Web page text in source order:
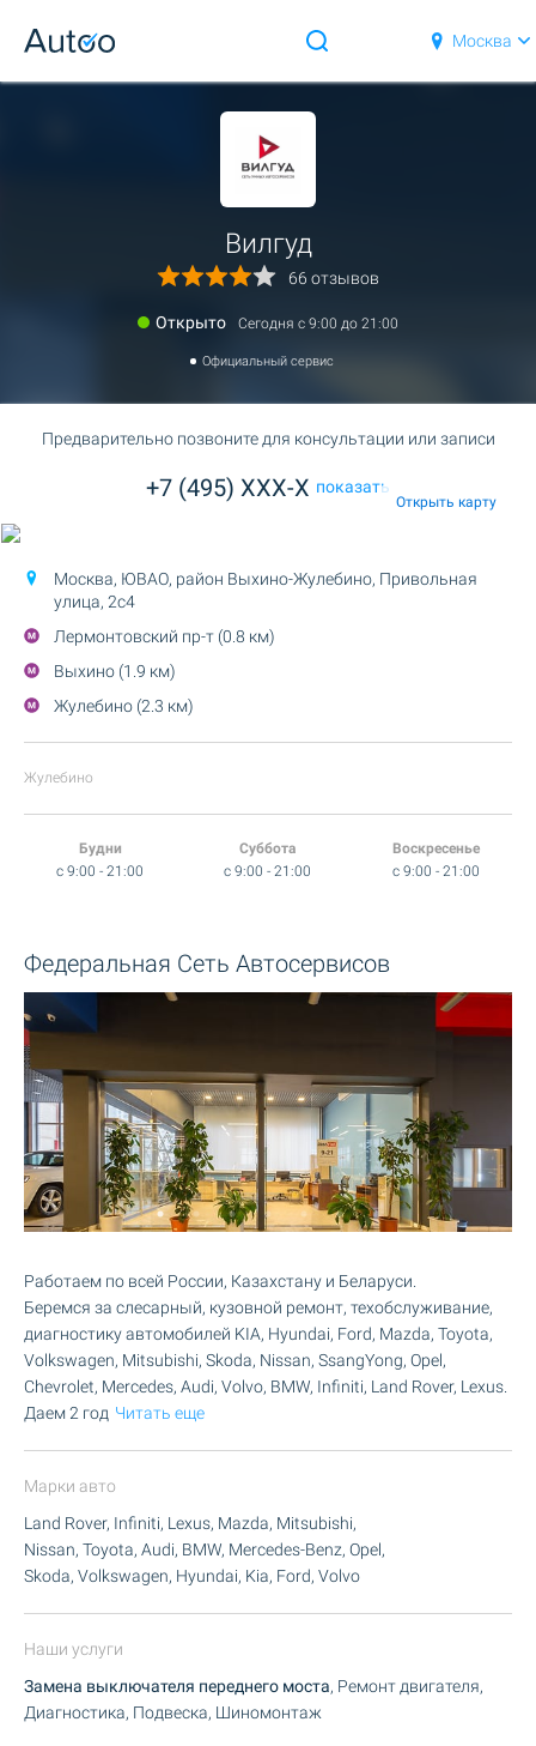
Москва
Вилгуд
66 отзывов
Открыто Сегодня c 9:00 до 21:00
Официальный сервис
Предварительно позвоните для консультации или записи
+7 (495) XXX-X показать
Открыть карту
Москва, ЮВАО, район Выхино-Жулебино, Привольная
улица, 2с4
Лермонтовский пр-т (0.8 км)
Выхино (1.9 км)
Жулебино (2.3 км)
Жулебино
Будни
c 9:00 - 21:00
Суббота
c 9:00 - 21:00
Воскресенье
c 9:00 - 21:00
Федеральная Сеть Автосервисов
Работаем по всей России, Казахстану и Беларуси.
Беремся за слесарный, кузовной ремонт, техобслуживание,
диагностику автомобилей KIA, Hyundai, Ford, Mazda, Toyota,
Volkswagen, Mitsubishi, Skoda, Nissan, SsangYong, Opel,
Chevrolet, Mercedes, Audi, Volvo, BMW, Infiniti, Land Rover, Lexus.
Даем 2 год Читать еще
Марки авто
Land Rover, Infiniti, Lexus, Mazda, Mitsubishi,
Nissan, Toyota, Audi, BMW, Mercedes-Benz, Opel,
Skoda, Volkswagen, Hyundai, Kia, Ford, Volvo
Наши услуги
Замена выключателя переднего моста, Ремонт двигателя,
Диагностика, Подвеска, Шиномонтаж